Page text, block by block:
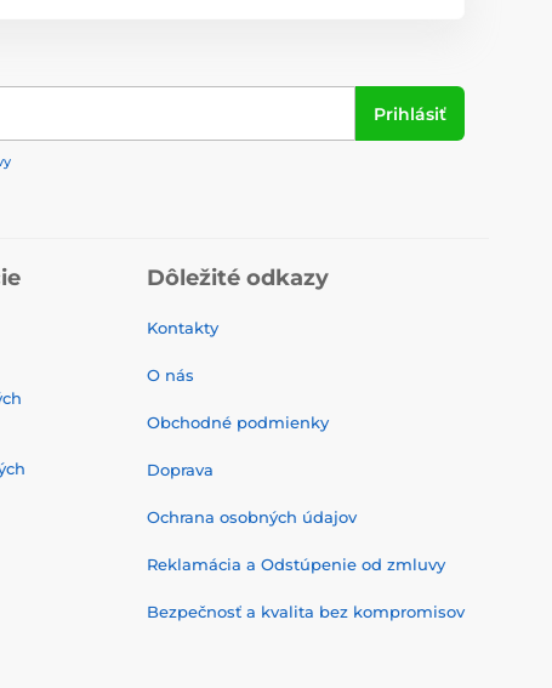
Prihlásiť
Dôležité odkazy
Kontakty
O nás
Obchodné podmienky
Doprava
Ochrana osobných údajov
Reklamácia a Odstúpenie od zmluvy
Bezpečnosť a kvalita bez kompromisov